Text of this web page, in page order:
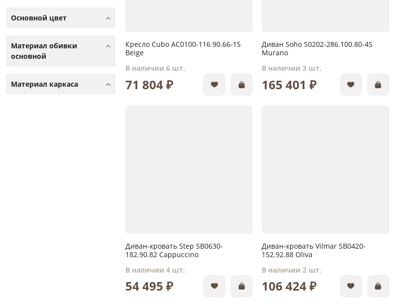
Основной цвет
Материал обивки
основной
Материал каркаса
Кресло Cubo AC0100-116.90.66-1S
Beige
В наличии 6 шт.
71 804 ₽
Диван Soho S0202-286.100.80-4S
Murano
В наличии 3 шт.
165 401 ₽
Диван-кровать Step SB0630-
182.90.82 Cappuccino
В наличии 4 шт.
54 495 ₽
Диван-кровать Vilmar SB0420-
152.92.88 Oliva
В наличии 2 шт.
106 424 ₽